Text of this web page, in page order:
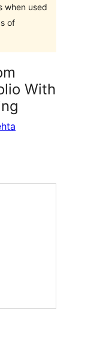
when used
of
With